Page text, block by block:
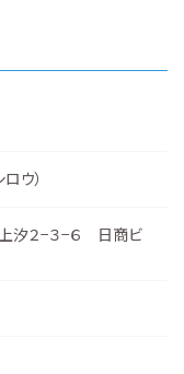
ウ）
汐２−３−６ 日商ビ